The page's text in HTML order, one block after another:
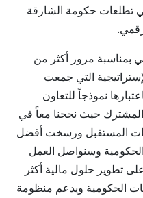
تطلعات حكومة الشارقة
بمناسبة مرور أكثر من
التي جمعت
نموذجاً للتعاون
المشترك حيث نجحنا معاً في
المستقبل ورسخت أفضل
وسنواصل العمل
تطوير حلول مالية أكثر
الحكومية ويدعم منظومة